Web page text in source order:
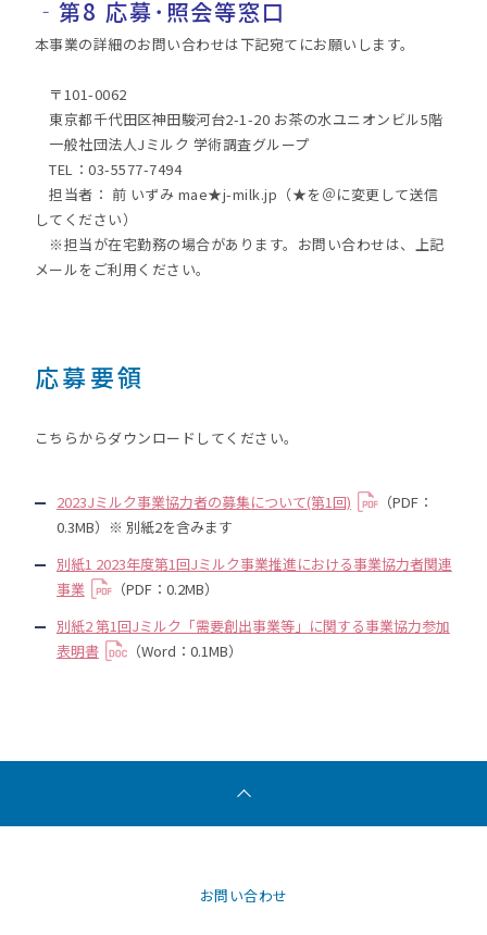
‐ 第8 応募･照会等窓口
本事業の詳細のお問い合わせは下記宛てにお願いします。
〒101-0062
東京都千代田区神田駿河台2-1-20 お茶の水ユニオンビル5階
一般社団法人Jミルク 学術調査グループ
TEL：03-5577-7494
担当者： 前 いずみ mae★j-milk.jp（★を＠に変更して送信
してください）
※担当が在宅勤務の場合があります。お問い合わせは、上記
メールをご利用ください。
応募要領
こちらからダウンロードしてください。
2023Jミルク事業協力者の募集について(第1回)
（PDF：
0.3MB）※ 別紙2を含みます
別紙1 2023年度第1回Jミルク事業推進における事業協力者関連
事業
（PDF：0.2MB）
別紙2 第1回Jミルク「需要創出事業等」に関する事業協力参加
表明書
（Word：0.1MB）
お問い合わせ